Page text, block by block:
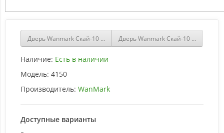
Дверь Wanmark Скай-10 ДО ГрафитДверь Wanmark Скай-10 ДГ эмаль
Наличие: Есть в наличии
Модель: 4150
Производитель: WanMark
Доступные варианты